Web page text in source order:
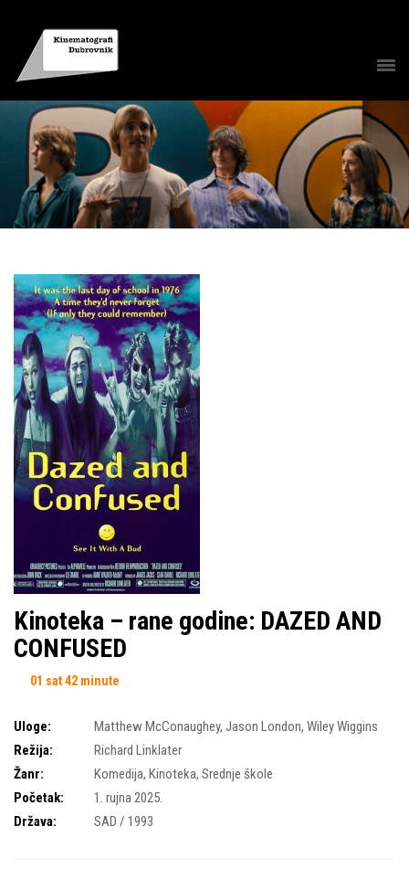
Kinoteka – rane godine: DAZED AND
CONFUSED
01 sat 42 minute
Uloge: Matthew McConaughey, Jason London, Wiley Wiggins
Režija:
Richard Linklater
Žanr:
Komedija, Kinoteka, Srednje škole
Početak:
1. rujna 2025.
Država:
SAD / 1993